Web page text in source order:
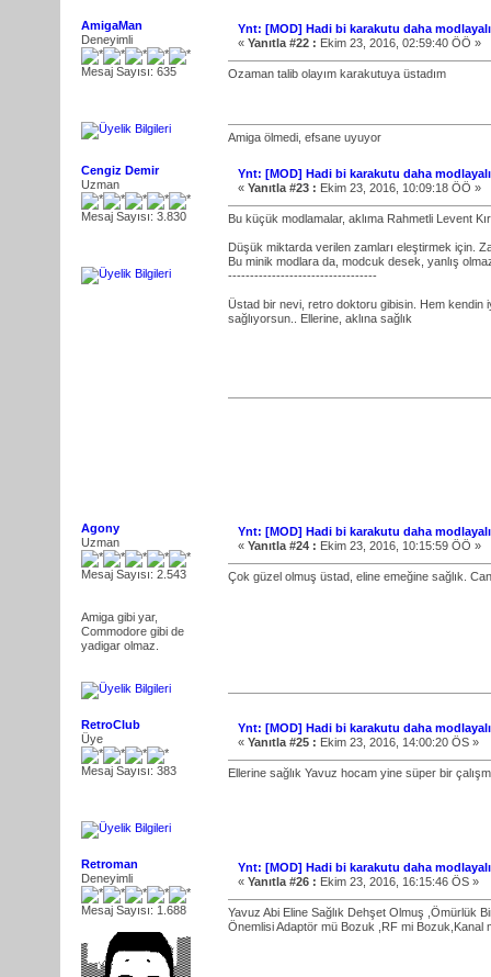
AmigaMan
Deneyimli
Mesaj Sayısı: 635
Ynt: [MOD] Hadi bi karakutu daha
« Yanıtla #22 : Ekim 23, 2016, 02:59:40 ÖÖ »
Ozaman talib olayım karakutuya üstadım
Amiga ölmedi, efsane uyuyor
Cengiz Demir
Uzman
Mesaj Sayısı: 3.830
Ynt: [MOD] Hadi bi karakutu daha
« Yanıtla #23 : Ekim 23, 2016, 10:09:18 ÖÖ »
Bu küçük modlamalar, aklıma Rahmetli Levent
Düşük miktarda verilen zamları eleştirmek için.
Bu minik modlara da, modcuk desek, yanlış
----------------------------------
Üstad bir nevi, retro doktoru gibisin. Hem kendin
sağlıyorsun.. Ellerine, aklına sağlık
Agony
Uzman
Mesaj Sayısı: 2.543
Amiga gibi yar,
Commodore gibi de
yadigar olmaz.
Ynt: [MOD] Hadi bi karakutu daha
« Yanıtla #24 : Ekim 23, 2016, 10:15:59 ÖÖ »
Çok güzel olmuş üstad, eline emeğine sağlık.
RetroClub
Üye
Mesaj Sayısı: 383
Ynt: [MOD] Hadi bi karakutu daha
« Yanıtla #25 : Ekim 23, 2016, 14:00:20 ÖS »
Ellerine sağlık Yavuz hocam yine süper bir
Retroman
Deneyimli
Mesaj Sayısı: 1.688
Ynt: [MOD] Hadi bi karakutu daha
« Yanıtla #26 : Ekim 23, 2016, 16:15:46 ÖS »
Yavuz Abi Eline Sağlık Dehşet Olmuş ,Ömürlük
Önemlisi Adaptör mü Bozuk ,RF mi Bozuk,Kanal